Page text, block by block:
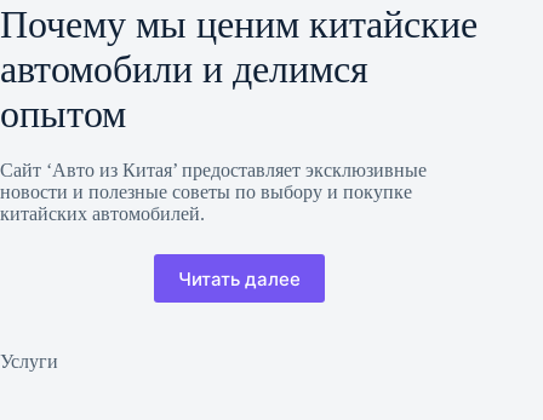
Почему мы ценим китайские
автомобили и делимся
опытом
Сайт ‘Авто из Китая’ предоставляет эксклюзивные
новости и полезные советы по выбору и покупке
китайских автомобилей.
Читать далее
Услуги